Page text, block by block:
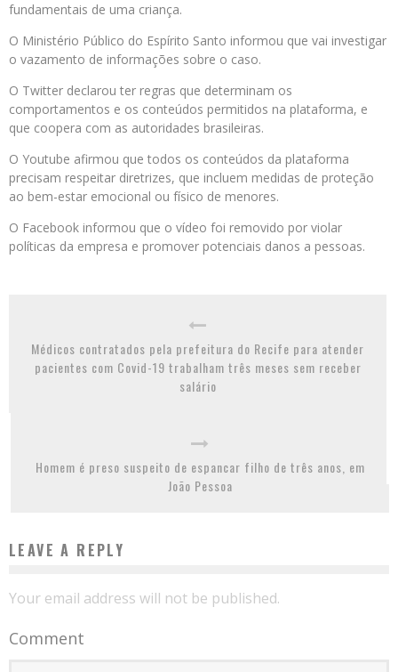
fundamentais de uma criança.
O Ministério Público do Espírito Santo informou que vai investigar
o vazamento de informações sobre o caso.
O Twitter declarou ter regras que determinam os
comportamentos e os conteúdos permitidos na plataforma, e
que coopera com as autoridades brasileiras.
O Youtube afirmou que todos os conteúdos da plataforma
precisam respeitar diretrizes, que incluem medidas de proteção
ao bem-estar emocional ou físico de menores.
O Facebook informou que o vídeo foi removido por violar
políticas da empresa e promover potenciais danos a pessoas.
Médicos contratados pela prefeitura do Recife para atender
pacientes com Covid-19 trabalham três meses sem receber
salário
Homem é preso suspeito de espancar filho de três anos, em
João Pessoa
LEAVE A REPLY
Your email address will not be published.
Comment